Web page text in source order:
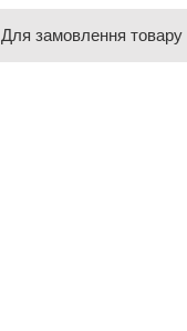
Для замовлення товару